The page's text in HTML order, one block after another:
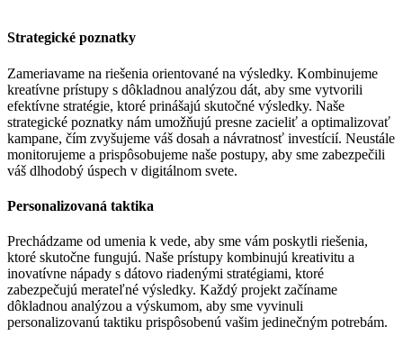
Strategické poznatky
Zameriavame na riešenia orientované na výsledky. Kombinujeme
kreatívne prístupy s dôkladnou analýzou dát, aby sme vytvorili
efektívne stratégie, ktoré prinášajú skutočné výsledky. Naše
strategické poznatky nám umožňujú presne zacieliť a optimalizovať
kampane, čím zvyšujeme váš dosah a návratnosť investícií. Neustále
monitorujeme a prispôsobujeme naše postupy, aby sme zabezpečili
váš dlhodobý úspech v digitálnom svete.
Personalizovaná taktika
Prechádzame od umenia k vede, aby sme vám poskytli riešenia,
ktoré skutočne fungujú. Naše prístupy kombinujú kreativitu a
inovatívne nápady s dátovo riadenými stratégiami, ktoré
zabezpečujú merateľné výsledky. Každý projekt začíname
dôkladnou analýzou a výskumom, aby sme vyvinuli
personalizovanú taktiku prispôsobenú vašim jedinečným potrebám.